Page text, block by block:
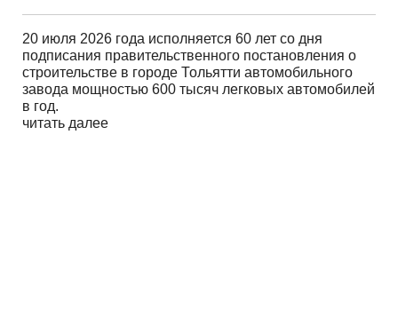
20 июля 2026 года исполняется 60 лет со дня
подписания правительственного постановления о
строительстве в городе Тольятти автомобильного
завода мощностью 600 тысяч легковых автомобилей
в год.
читать далее